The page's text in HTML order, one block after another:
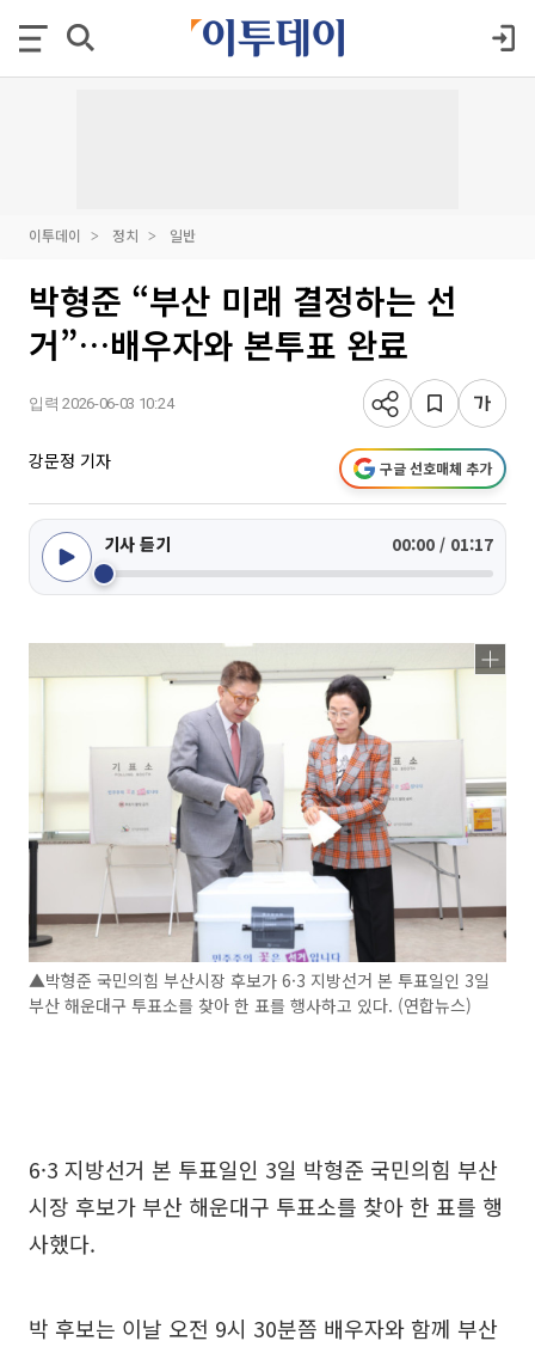
이투데이 정치 일반
박형준 “부산 미래 결정하는 선
거”…배우자와 본투표 완료
입력 2026-06-03 10:24
강문정 기자 구글 선호매체 추가
기사 듣기 00:00 / 01:17
▲박형준 국민의힘 부산시장 후보가 6·3 지방선거 본 투표일인 3일
부산 해운대구 투표소를 찾아 한 표를 행사하고 있다. (연합뉴스)
6·3 지방선거 본 투표일인 3일 박형준 국민의힘 부산
시장 후보가 부산 해운대구 투표소를 찾아 한 표를 행
사했다.
박 후보는 이날 오전 9시 30분쯤 배우자와 함께 부산